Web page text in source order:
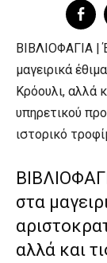
ΒΙΒΛΙΟΦΑΓΙΑ |
μαγειρικά
Κρόουλι, αλλά
υπηρετικού
ιστορικό
στα
αλλά και